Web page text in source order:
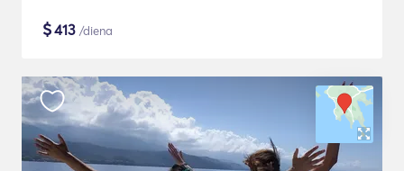
$413 /diena